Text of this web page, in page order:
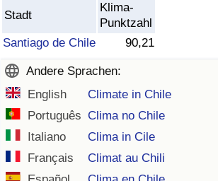
Stadt
Klima-
Punktzahl
Santiago de Chile
90,21
Andere Sprachen:
English
Climate in Chile
Português Clima no Chile
Italiano
Clima in Cile
Français
Climat au Chili
Lebenshaltungskosten-Index nach Land
in Akaba
Immobilienpreis-Index nach Land
Lebensqualitätsindex nach Land
Kriminalität
Kriminalitäts-Index (aktuell)
Kriminalitäts-Index
Kriminalitätsindex nach Land